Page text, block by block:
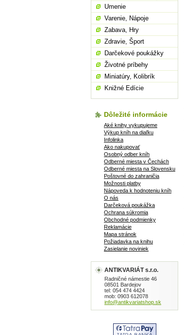
Umenie
Varenie, Nápoje
Zabava, Hry
Zdravie, Šport
Darčekové poukážky
Životné príbehy
Miniatúry, Kolibrík
Knižné Edície
Dôležité informácie
Aké knihy vykupujeme
Výkup kníh na diaľku
Infolinka
Ako nakupovať
Osobný odber kníh
Odberné miesta v Čechách
Odberné miesta na Slovensku
Poštovné do zahraničia
Možnosti platby
Nápoveda k hodnoteniu kníh
O nás
Darčeková poukážka
Ochrana súkromia
Obchodné podmienky
Reklamácie
Mapa stránok
Požiadavka na knihu
Zasielanie noviniek
ANTIKVARIÁT s.r.o.
Radničné námestie 46
08501 Bardejov
tel: 054 474 4424
mob: 0903 612078
info@antikvariatshop.sk